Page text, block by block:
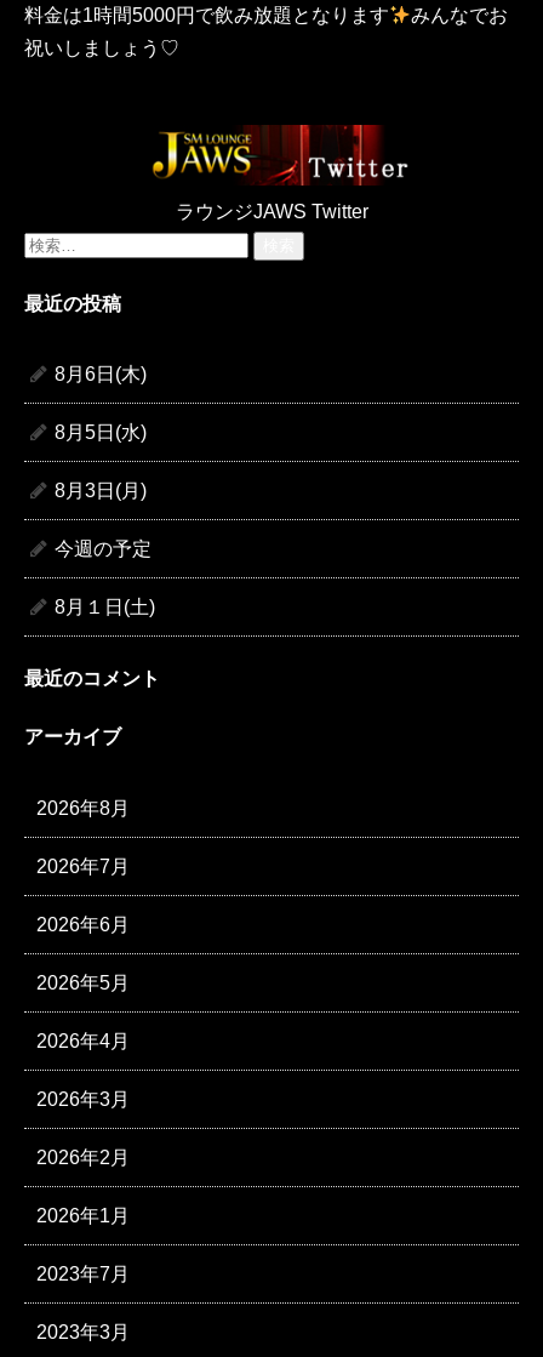
料金は1時間5000円で飲み放題となります
みんなでお
祝いしましょう♡
ラウンジJAWS Twitter
検
最近の投稿
8月6日(木)
8月5日(水)
8月3日(月)
今週の予定
8月１日(土)
最近のコメント
アーカイブ
2026年8月
2026年7月
2026年6月
2026年5月
2026年4月
2026年3月
2026年2月
2026年1月
2023年7月
2023年3月